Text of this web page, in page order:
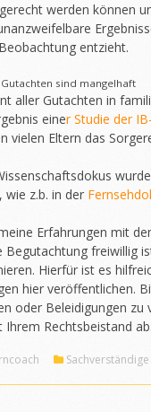
werden können
entzieht.
sind mangelhaft
aller Gutachten in
einer Studie der
vielen Eltern das
wie z.b. in der
Erfahrungen mit
Begutachtung freiwillig
Hierfür ist es
hier veröffentlichen.
oder Beleidigungen
Ihrem Rechtsbeistand ab.
Sachverständige